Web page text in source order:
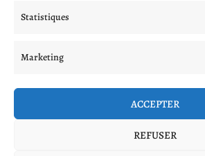
Statistiques
Marketing
ACCEPTER
REFUSER
Procédures d’échange et remboursement